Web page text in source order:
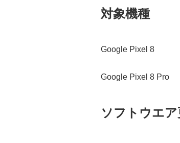
対象機種
Google Pixel 8
Google Pixel 8 Pro
ソフトウエ